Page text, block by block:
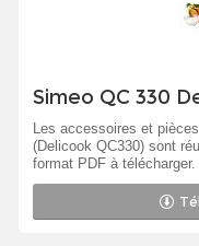
Simeo QC 330
Les accessoires et
(Delicook QC330) sont
format PDF à télécharger.